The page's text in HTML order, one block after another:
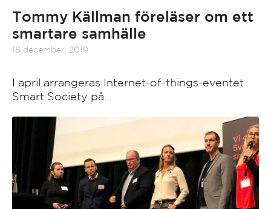
Tommy Källman föreläser om ett
smartare samhälle
18 december, 2019
I april arrangeras Internet-of-things-eventet
Smart Society på…